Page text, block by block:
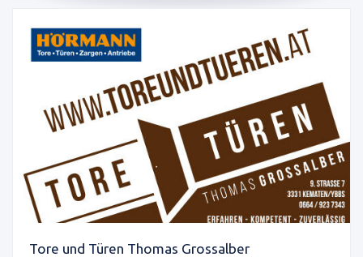
Tore und Türen Thomas Grossalber